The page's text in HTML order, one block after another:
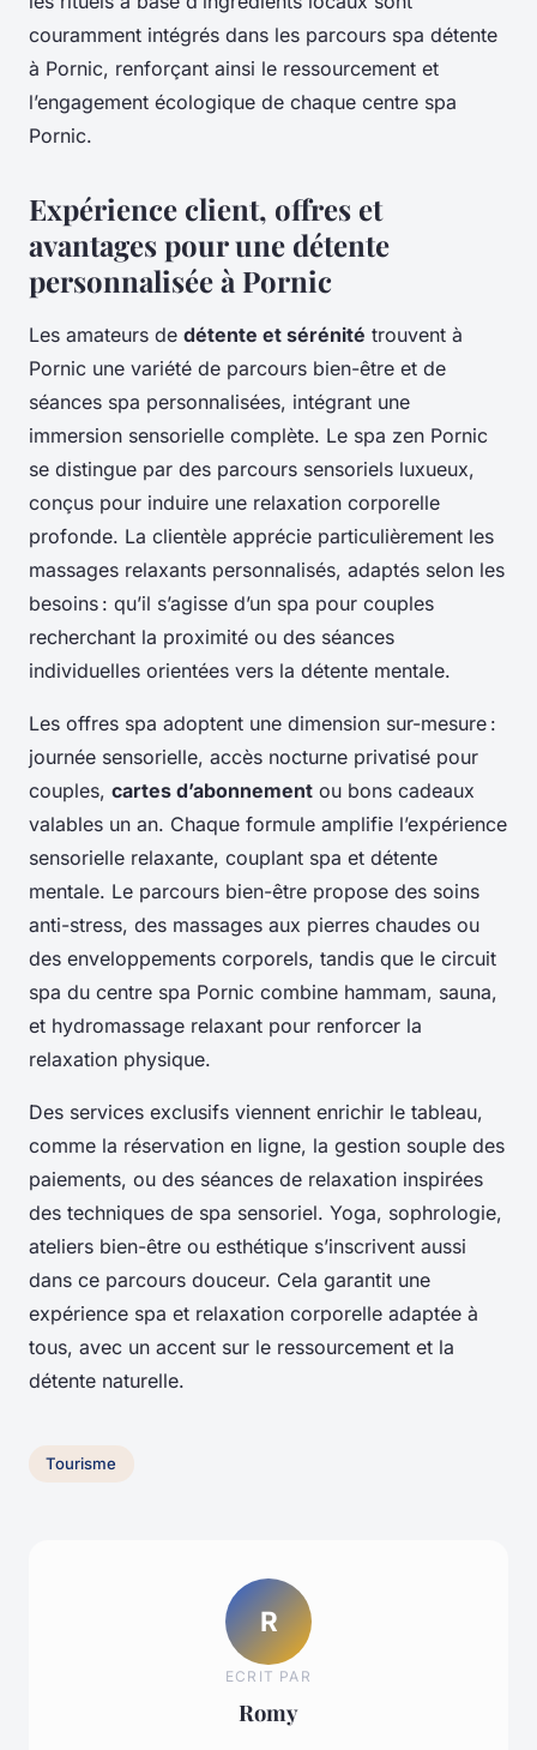
couramment intégrés dans les parcours spa détente
à Pornic, renforçant ainsi le ressourcement et
l’engagement écologique de chaque centre spa
Pornic.
Expérience client, offres et
avantages pour une détente
personnalisée à Pornic
Les amateurs de détente et sérénité trouvent à
Pornic une variété de parcours bien-être et de
séances spa personnalisées, intégrant une
immersion sensorielle complète. Le spa zen Pornic
se distingue par des parcours sensoriels luxueux,
conçus pour induire une relaxation corporelle
profonde. La clientèle apprécie particulièrement les
massages relaxants personnalisés, adaptés selon les
besoins : qu’il s’agisse d’un spa pour couples
recherchant la proximité ou des séances
individuelles orientées vers la détente mentale.
Les offres spa adoptent une dimension sur-mesure :
journée sensorielle, accès nocturne privatisé pour
couples, cartes d’abonnement ou bons cadeaux
valables un an. Chaque formule amplifie l’expérience
sensorielle relaxante, couplant spa et détente
mentale. Le parcours bien-être propose des soins
anti-stress, des massages aux pierres chaudes ou
des enveloppements corporels, tandis que le circuit
spa du centre spa Pornic combine hammam, sauna,
et hydromassage relaxant pour renforcer la
relaxation physique.
Des services exclusifs viennent enrichir le tableau,
comme la réservation en ligne, la gestion souple des
paiements, ou des séances de relaxation inspirées
des techniques de spa sensoriel. Yoga, sophrologie,
ateliers bien-être ou esthétique s’inscrivent aussi
dans ce parcours douceur. Cela garantit une
expérience spa et relaxation corporelle adaptée à
tous, avec un accent sur le ressourcement et la
détente naturelle.
Tourisme
R
ECRIT PAR
Romy